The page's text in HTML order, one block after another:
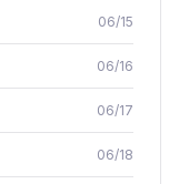
06/15
06/16
06/17
06/18